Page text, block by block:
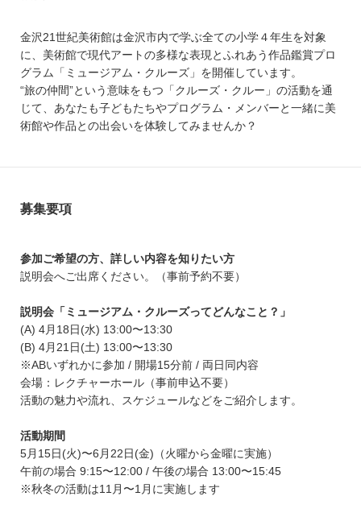
金沢21世紀美術館は金沢市内で学ぶ全ての小学４年生を対象
に、美術館で現代アートの多様な表現とふれあう作品鑑賞プロ
グラム「ミュージアム・クルーズ」を開催しています。
“旅の仲間”という意味をもつ「クルーズ・クルー」の活動を通
じて、あなたも子どもたちやプログラム・メンバーと一緒に美
術館や作品との出会いを体験してみませんか？
募集要項
参加ご希望の方、詳しい内容を知りたい方
説明会へご出席ください。（事前予約不要）
説明会「ミュージアム・クルーズってどんなこと？」
(A) 4月18日(水) 13:00〜13:30
(B) 4月21日(土) 13:00〜13:30
※ABいずれかに参加 / 開場15分前 / 両日同内容
会場：レクチャーホール（事前申込不要）
活動の魅力や流れ、スケジュールなどをご紹介します。
活動期間
5月15日(火)〜6月22日(金)（火曜から金曜に実施）
午前の場合 9:15〜12:00 / 午後の場合 13:00〜15:45
※秋冬の活動は11月〜1月に実施します